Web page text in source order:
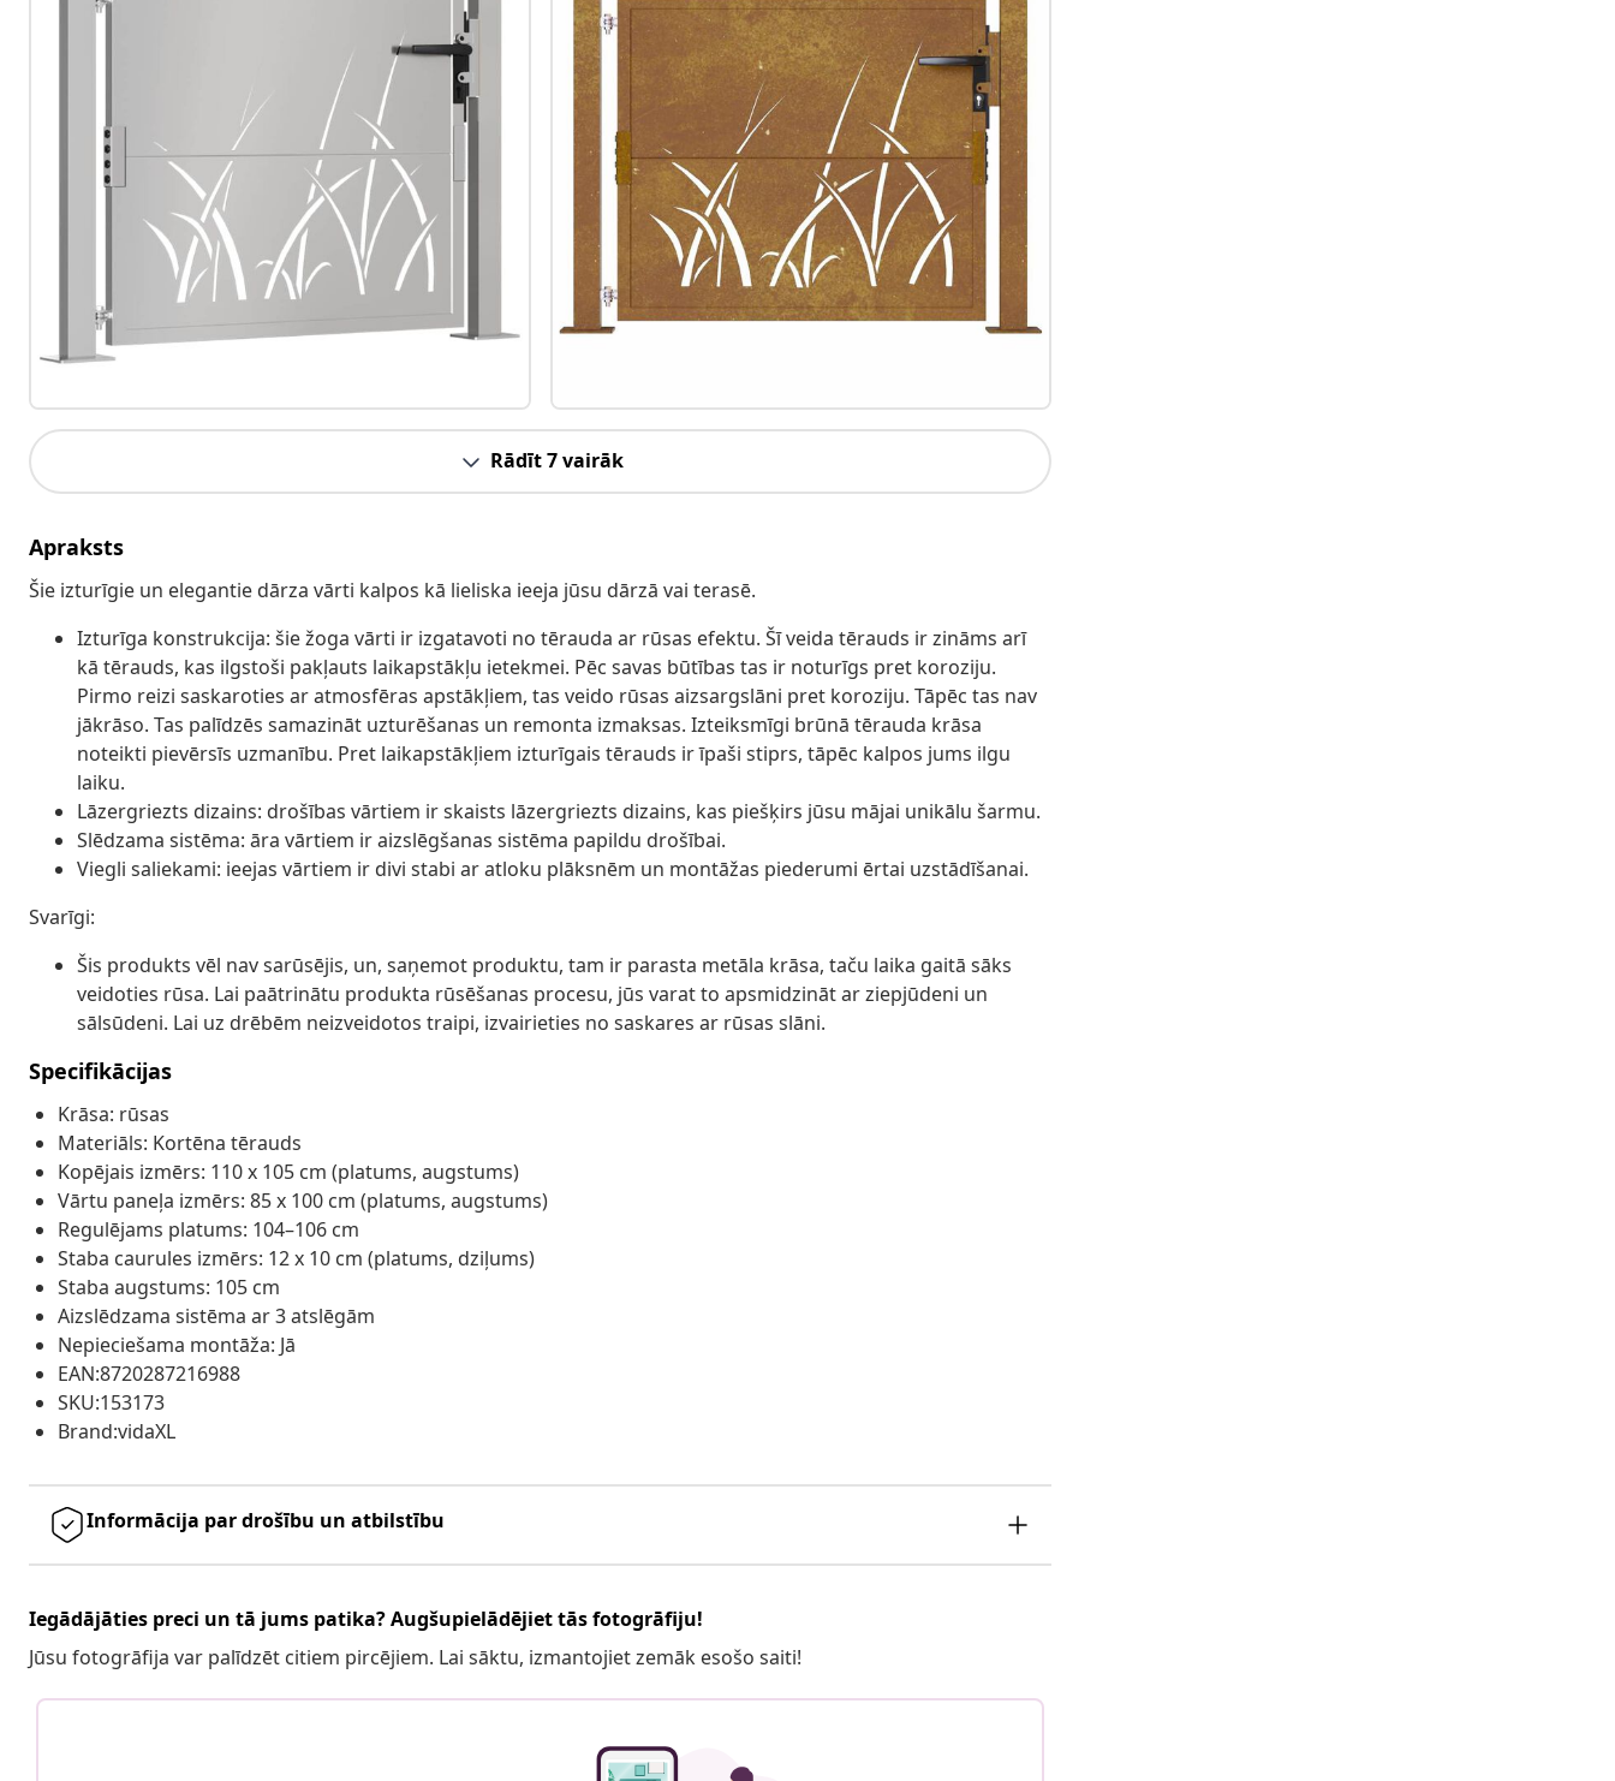
Rādīt 7 vairāk
Apraksts
Šie izturīgie un elegantie dārza vārti kalpos kā lieliska ieeja jūsu dārzā vai terasē.
Izturīga konstrukcija: šie žoga vārti ir izgatavoti no tērauda ar rūsas efektu. Šī veida tērauds ir zināms arī
kā tērauds, kas ilgstoši pakļauts laikapstākļu ietekmei. Pēc savas būtības tas ir noturīgs pret koroziju.
Pirmo reizi saskaroties ar atmosfēras apstākļiem, tas veido rūsas aizsargslāni pret koroziju. Tāpēc tas nav
jākrāso. Tas palīdzēs samazināt uzturēšanas un remonta izmaksas. Izteiksmīgi brūnā tērauda krāsa
noteikti pievērsīs uzmanību. Pret laikapstākļiem izturīgais tērauds ir īpaši stiprs, tāpēc kalpos jums ilgu
laiku.
Lāzergriezts dizains: drošības vārtiem ir skaists lāzergriezts dizains, kas piešķirs jūsu mājai unikālu šarmu.
Slēdzama sistēma: āra vārtiem ir aizslēgšanas sistēma papildu drošībai.
Viegli saliekami: ieejas vārtiem ir divi stabi ar atloku plāksnēm un montāžas piederumi ērtai uzstādīšanai.
Svarīgi:
Šis produkts vēl nav sarūsējis, un, saņemot produktu, tam ir parasta metāla krāsa, taču laika gaitā sāks
veidoties rūsa. Lai paātrinātu produkta rūsēšanas procesu, jūs varat to apsmidzināt ar ziepjūdeni un
sālsūdeni. Lai uz drēbēm neizveidotos traipi, izvairieties no saskares ar rūsas slāni.
Specifikācijas
Krāsa: rūsas
Materiāls: Kortēna tērauds
Kopējais izmērs: 110 x 105 cm (platums, augstums)
Vārtu paneļa izmērs: 85 x 100 cm (platums, augstums)
Regulējams platums: 104–106 cm
Staba caurules izmērs: 12 x 10 cm (platums, dziļums)
Staba augstums: 105 cm
Aizslēdzama sistēma ar 3 atslēgām
Nepieciešama montāža: Jā
EAN:8720287216988
SKU:153173
Brand:vidaXL
Informācija par drošību un atbilstību
Iegādājāties preci un tā jums patika? Augšupielādējiet tās fotogrāfiju!
Jūsu fotogrāfija var palīdzēt citiem pircējiem. Lai sāktu, izmantojiet zemāk esošo saiti!